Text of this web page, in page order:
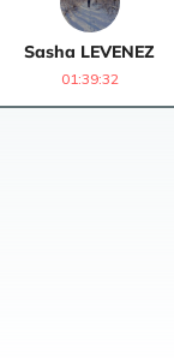
Sasha LEVENEZ
01:39:32